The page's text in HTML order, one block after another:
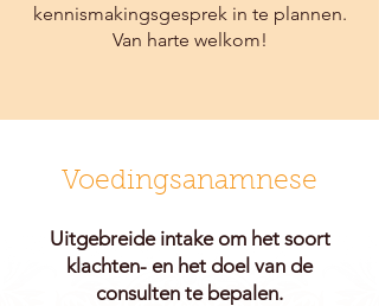
kennismakingsgesprek in te plannen.
Van harte welkom!
Voedingsanamnese
Uitgebreide intake om het soort
klachten- en het doel van de
consulten te bepalen.